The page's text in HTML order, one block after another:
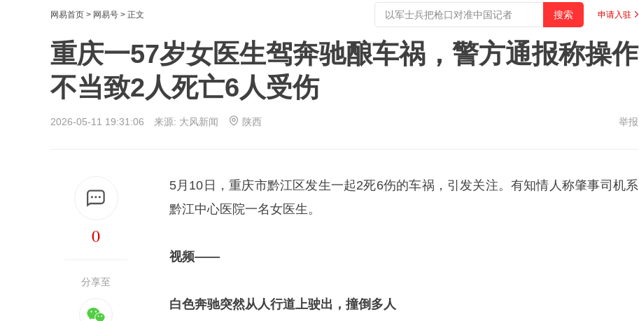
网易首页 > 网易号 > 正文 申请入驻
重庆一57岁女医生驾奔驰酿车祸，警方通报称操作
不当致2人死亡6人受伤
2026-05-11 19:31:06 来源: 大风新闻 陕西 举报
0
分享至
5月10日，重庆市黔江区发生一起2死6伤的车祸，引发关注。有知情人称肇事司机系
黔江中心医院一名女医生。
视频——
白色奔驰突然从人行道上驶出，撞倒多人